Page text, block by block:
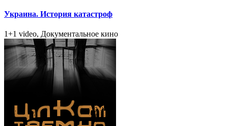
Украина. История катастроф
1+1 video, Документальное кино